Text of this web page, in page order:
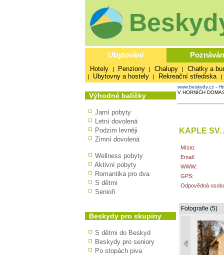
Ubytování
Hotely | Penziony | Chalupy | Chatky a
| Ubytovny a hostely | Rekreační střediska |
Výhodné balíčky
Jarní pobyty
Letní dovolená
Podzim levněji
Zimní dovolená
Wellness pobyty
Aktivní pobyty
Romantika pro dva
S dětmi
Senioři
Beskydy pro skupiny
S dětmi do Beskyd
Beskydy pro seniory
Po stopách piva
www.beskydy.cz-
V HORNÍCH
KAPLE SV.
Místo:
Email:
WWW:
GPS:
Odpovědná
Fotografie (5)